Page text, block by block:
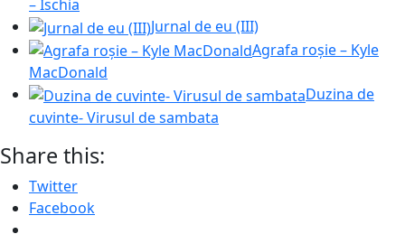
– Ischia
Jurnal de eu (III)
Agrafa roșie – Kyle
MacDonald
Duzina de
cuvinte- Virusul de sambata
Share this:
Twitter
Facebook